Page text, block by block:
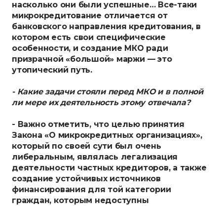
насколько они были успешные… Все-таки
микрокредитование отличается от
банковского направления кредитования, в
котором есть свои специфические
особенности, и создание МКО ради
призрачной «большой» маржи — это
утопический путь.
- Какие задачи стояли перед МКО и в полной
ли мере их деятельность этому отвечала?
- Важно отметить, что целью принятия
Закона «О микрокредитных организациях»,
который по своей сути был очень
либеральным, являлась легализация
деятельности частных кредиторов, а также
создание устойчивых источников
финансирования для той категории
граждан, которым недоступны